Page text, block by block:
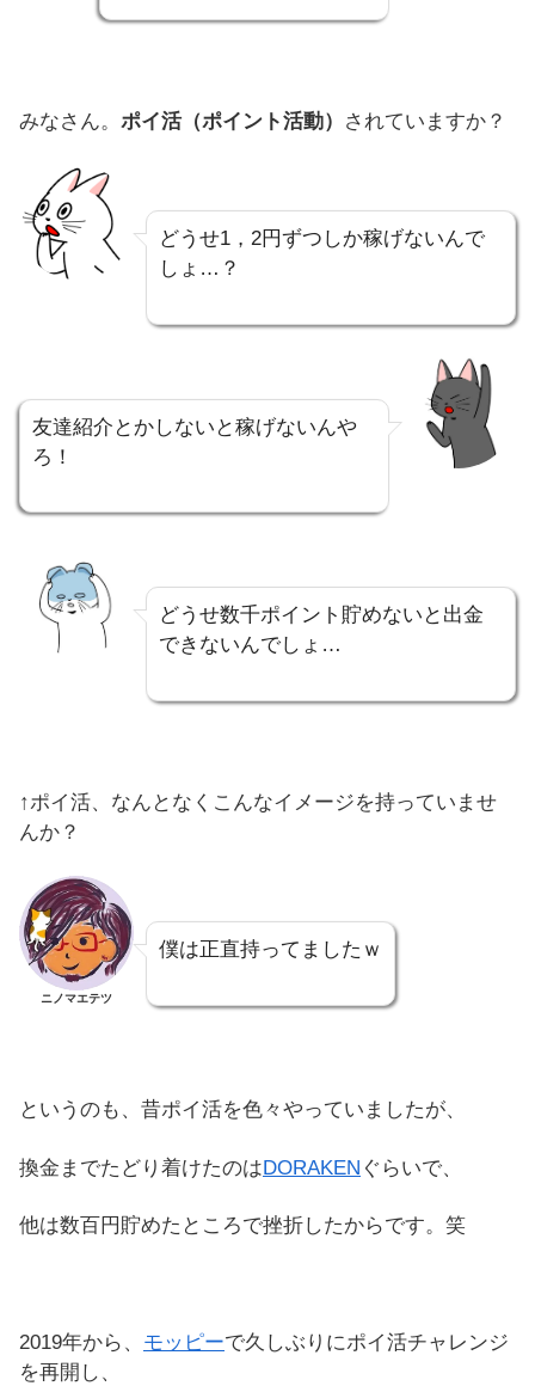
みなさん。 ポイ活（ポイント活動） されていますか？
どうせ1，2円ずつしか稼げないんで
しょ…？
友達紹介とかしないと稼げないんや
ろ！
どうせ数千ポイント貯めないと出金
できないんでしょ…
↑ポイ活、なんとなくこんなイメージを持っていませ
んか？
ニノマエテツ
僕は正直持ってましたｗ
というのも、昔ポイ活を色々やっていましたが、
換金までたどり着けたのはDORAKEN ぐらいで、
他は数百円貯めたところで挫折したからです。笑
2019年から、 モッピーで久しぶりにポイ活チャレンジ
を再開し、